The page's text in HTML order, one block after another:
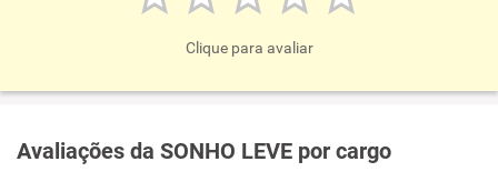
Clique para avaliar
Avaliações da SONHO LEVE por cargo